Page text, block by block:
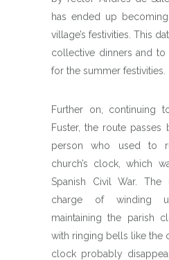
has ended up
village’s festivities. This
collective dinners and
for the summer festivities.
Further on, continuing
Fuster, the route
person who used to
church’s clock, which
Spanish Civil War. The
charge of winding
maintaining the parish
with ringing bells like the
clock probably